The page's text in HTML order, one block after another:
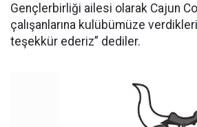
Gençlerbirliği ailesi olarak Cajun
çalışanlarına kulübümüze
teşekkür ederiz” dediler.